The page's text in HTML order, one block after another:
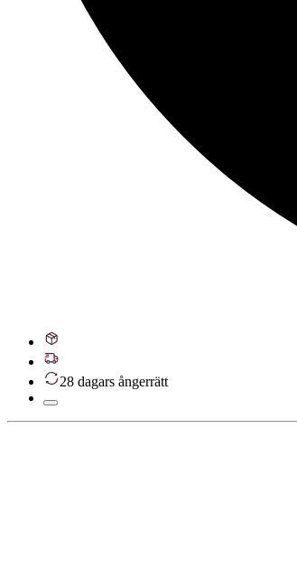
28 dagars ångerrätt